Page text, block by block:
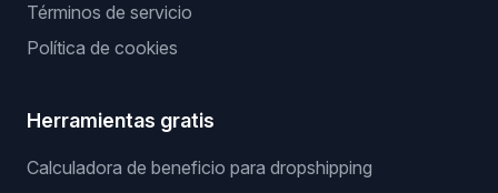
Términos de servicio
Política de cookies
Herramientas gratis
Calculadora de beneficio para dropshipping